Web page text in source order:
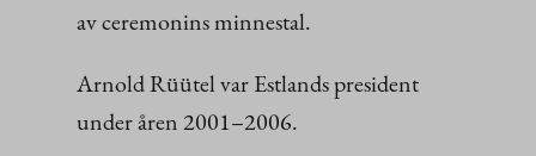
av ceremonins minnestal.
Arnold Rüütel var Estlands president
under åren 2001–2006.